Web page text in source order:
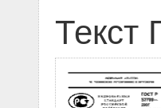
Текст